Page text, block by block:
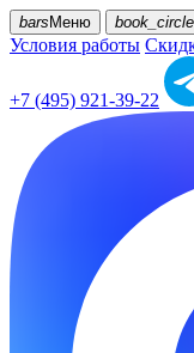
bars Меню book_circle
Условия работы
+7 (495) 921-39-22